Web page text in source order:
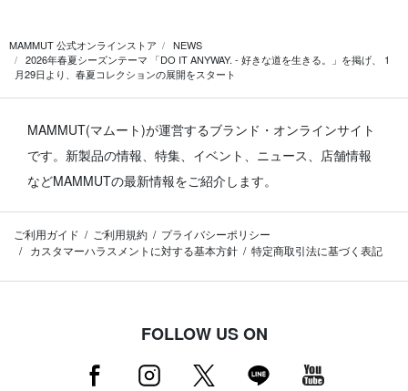
MAMMUT 公式オンラインストア
NEWS
2026年春夏シーズンテーマ 「DO IT ANYWAY. - 好きな道を生きる。」を掲げ、 1
月29日より、春夏コレクションの展開をスタート
MAMMUT(マムート)が運営するブランド・オンラインサイト
です。 新製品の情報、特集、イベント、ニュース、店舗情報
などMAMMUTの最新情報をご紹介します。
ご利用ガイド ご利用規約
プライバシーポリシー
カスタマーハラスメントに対する基本方針
特定商取引法に基づく表記
FOLLOW US ON